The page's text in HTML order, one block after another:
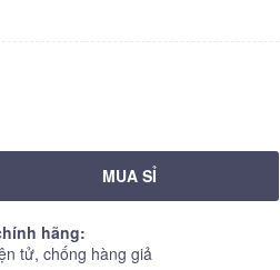
MUA SỈ
hãng:
tử, chống hàng giả